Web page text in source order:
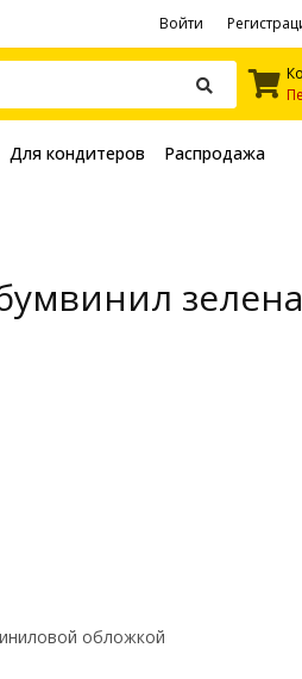
Войти
Для кондитеров Распродажа
обложкой